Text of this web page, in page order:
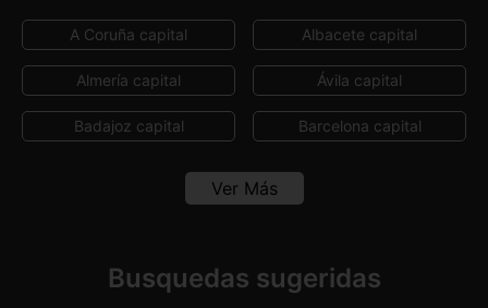
A Coruña capital Albacete capital
Almería capital Ávila capital
Badajoz capital Barcelona capital
Ver Más
Busquedas sugeridas